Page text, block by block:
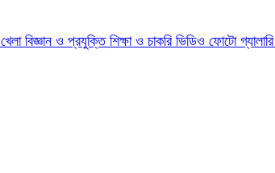
খেলা বিজ্ঞান ও প্রযুক্তি শিক্ষা ও চাকরি ভিডিও ফোটো গ্যালারি